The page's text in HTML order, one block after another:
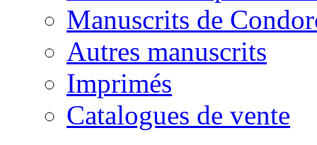
Manuscrits de
Autres manuscrits
Imprimés
Catalogues de vente